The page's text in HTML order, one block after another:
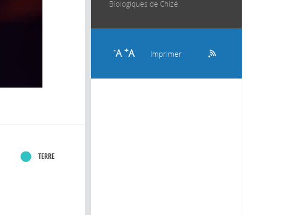
Biologiques de Chizé.
-A +A Imprimer
TERRE